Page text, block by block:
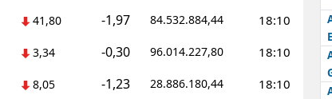
41,80 -1,97 84.532.884,44 18:10
3,34 -0,30 96.014.227,80 18:10
8,05 -1,23 28.886.180,44 18:10